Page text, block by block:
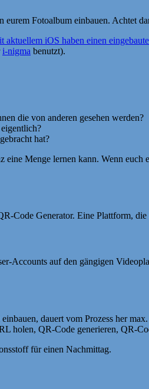
Fotoalbum einbauen. Achtet
aktuellem iOS haben einen
i-nigma benutzt).
die von anderen gesehen werden?
hat?
Menge lernen kann. Wenn
Generator. Eine Plattform,
Accounts auf den gängigen
dauert vom Prozess her
holen, QR-Code generieren, QR-
für einen Nachmittag.